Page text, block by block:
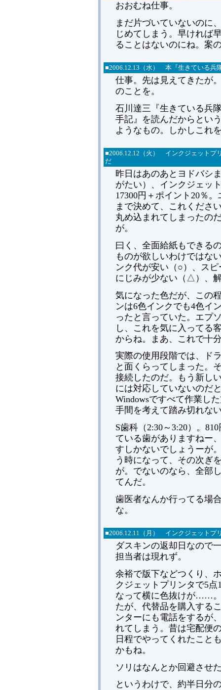
おおむね仕事。
まだ片づいていないのに
じめてしまう。早ければ
ることはないのにね。案
■2006.12.13（水） 本『生きている兵
仕事。先は見えてきたが
のことを。
石川達三『生きている兵
手記』を読んだからとい
ようなもの。しかしこれ
■2006.12.12（火） インクジェットプ
だ
昨日はあのあとヨドバシ
がたい）、インクジェッ
17300円＋ポイント20％
まで決めて、これくださ
丸め込まれてしまったの
が。
曰く、全面給紙もできる
ものが欲しいわけではな
ンク代が安い（○）、ス
にじみが少ない（△）、
気になった色だが、この
ンは6色インクでも4色イ
ったと言っていた。エプ
し、これを気に入ってる
からね。まあ、これで十
実際の使用段階では、ド
と面くらってしまった。
接続したのだ。もう新し
には対応していないのだ
Windowsですべて作業し
手間を考えて踏み切れな
S歯科（2:30～3:20）。
ている歯がありますねー
すしかないでしょうーが
う時になって、その次ぎ
が。でないのなら、全部
てんだ。
歯医者なんか行ってる場
な。
■2006.12.11（月） インクジェットプ
ダスキンの返却日なので
担当者は現れず。
余裕で版下などつくり、
クジェットプリンタで5
なって横に色抜けが……
たが、代替品を購入する
ンターにも電話をするが
れてしまう。昔は宅配便
日程でやってくれたこと
かもね。
ソリはなんとか回避させ
というわけで、約半日分